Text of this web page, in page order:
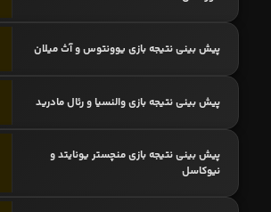
پیش بینی نتیجه بازی یوونتوس و آث میلان
پیش بینی نتیجه بازی والنسیا و رئال مادرید
پیش بینی نتیجه بازی منچستر یونایتد و
نیوکاسل